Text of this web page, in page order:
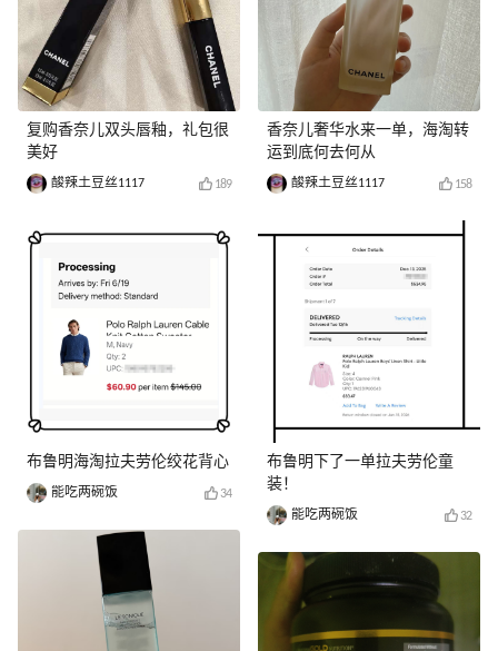
复购香奈儿双头唇釉，礼包很
美好
酸辣土豆丝1117 189
布鲁明海淘拉夫劳伦绞花背心
能吃两碗饭 34
香奈儿奢华水来一单，海淘转
运到底何去何从
酸辣土豆丝1117 158
布鲁明下了一单拉夫劳伦童
装！
能吃两碗饭 32